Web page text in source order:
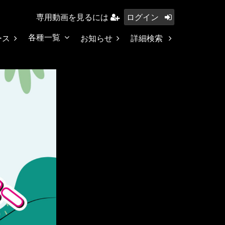
専用動画を見るには
ログイン
各種一覧 お知らせ 詳細検索